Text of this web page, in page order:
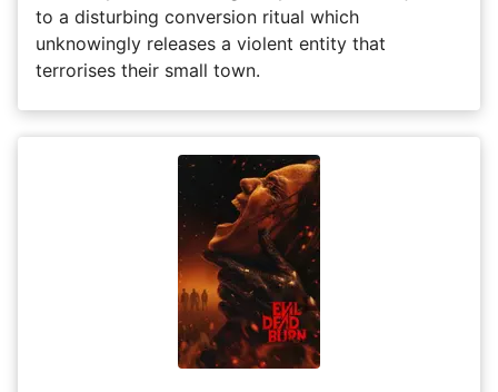
to a disturbing conversion ritual which
unknowingly releases a violent entity that
terrorises their small town.